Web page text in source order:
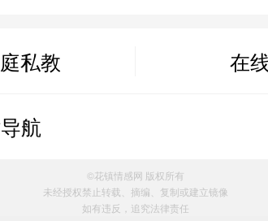
私教 在
航
©花镇情感网 版权所有
未经授权禁止转载、摘编、复制或建立镜像
如有违反，追究法律责任